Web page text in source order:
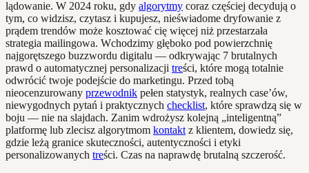
lądowanie. W 2024 roku, gdy algorytmy coraz częściej decydują o
tym, co widzisz, czytasz i kupujesz, nieświadome dryfowanie z
prądem trendów może kosztować cię więcej niż przestarzała
strategia mailingowa. Wchodzimy głęboko pod powierzchnię
najgorętszego buzzwordu digitalu — odkrywając 7 brutalnych
prawd o automatycznej personalizacji treści, które mogą totalnie
odwrócić twoje podejście do marketingu. Przed tobą
nieocenzurowany przewodnik pełen statystyk, realnych case’ów,
niewygodnych pytań i praktycznych checklist, które sprawdzą się w
boju — nie na slajdach. Zanim wdrożysz kolejną „inteligentną”
platformę lub zlecisz algorytmom kontakt z klientem, dowiedz się,
gdzie leżą granice skuteczności, autentyczności i etyki
personalizowanych treści. Czas na naprawdę brutalną szczerość.